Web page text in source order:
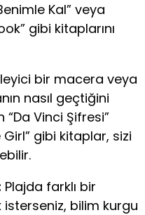
Kal” veya
gibi kitaplarını
bir macera veya
nasıl geçtiğini
“Da Vinci Şifresi”
Girl” gibi kitaplar, sizi
Plajda farklı bir
bilim kurgu